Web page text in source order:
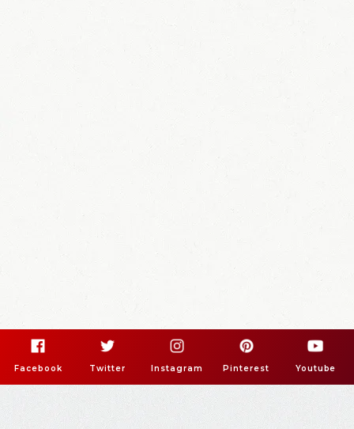
Facebook Twitter Instagram Pinterest Youtube